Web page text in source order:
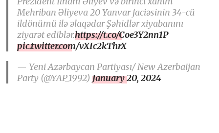
Mehriban Əliyeva 20 Yanvar faciəsinin 34-cü
ildönümü ilə əlaqədar Şəhidlər xiyabanını
ziyarət ediblər.https://t.co/Coe3Y2nn1P
pic.twitter.com/vXIc2kThrX
— Yeni Azərbaycan Partiyası/ New Azerbaijan
Party (@YAP_1992)January 20, 2024